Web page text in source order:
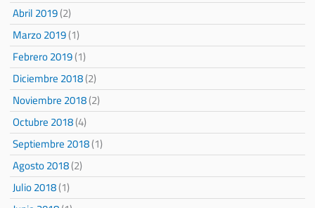
Abril 2019(2)
Marzo 2019(1)
Febrero 2019(1)
Diciembre 2018(2)
Noviembre 2018(2)
Octubre 2018(4)
Septiembre 2018(1)
Agosto 2018(2)
Julio 2018(1)